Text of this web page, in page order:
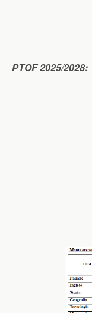
PTOF 2025/2028: